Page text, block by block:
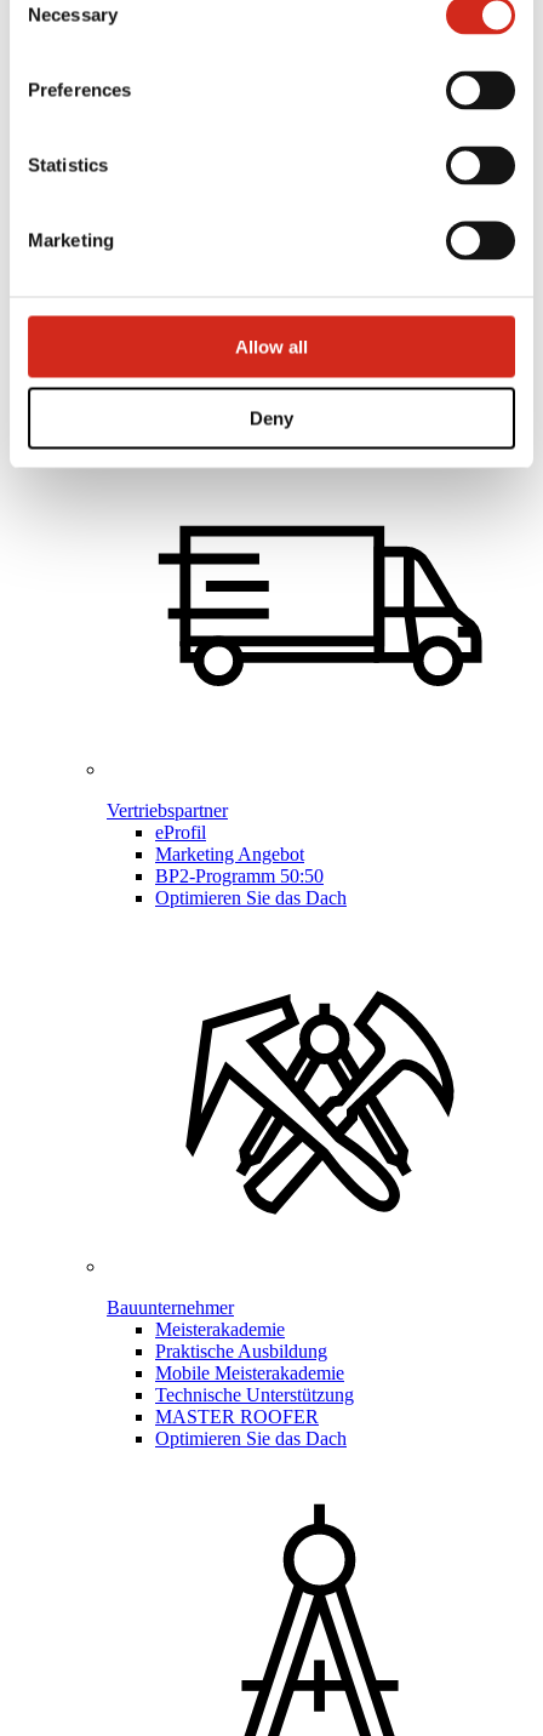
121387608.
Selection
Necessary
Preferences
Statistics
Marketing
Allow all
Deny
Hilfreiche Links
Herunterladen
BIM-Bibliothek
PRODUKT ANFRAGEN
Vertriebspartner
eProfil
Marketing Angebot
BP2-Programm 50:50
Optimieren Sie das Dach
Bauunternehmer
Meisterakademie
Praktische Ausbildung
Mobile Meisterakademie
Technische Unterstützung
MASTER ROOFER
Optimieren Sie das Dach